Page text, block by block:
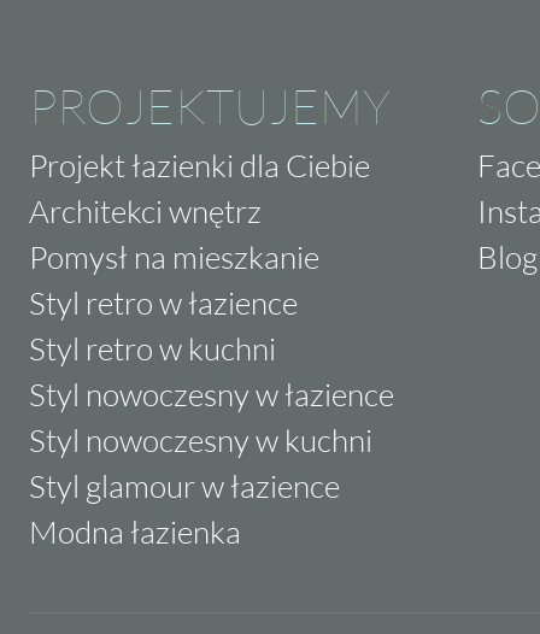
PROJEKTUJEMY
Projekt łazienki dla Ciebie
Architekci wnętrz
Pomysł na mieszkanie
Styl retro w łazience
Styl retro w kuchni
Styl nowoczesny w łazience
Styl nowoczesny w kuchni
Styl glamour w łazience
Modna łazienka
Blog